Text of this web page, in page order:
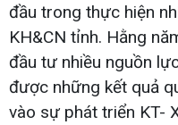
đầu trong thực hiện
KH&CN tỉnh. Hằng
đầu tư nhiều nguồn
được những kết quả
vào sự phát triển KT-